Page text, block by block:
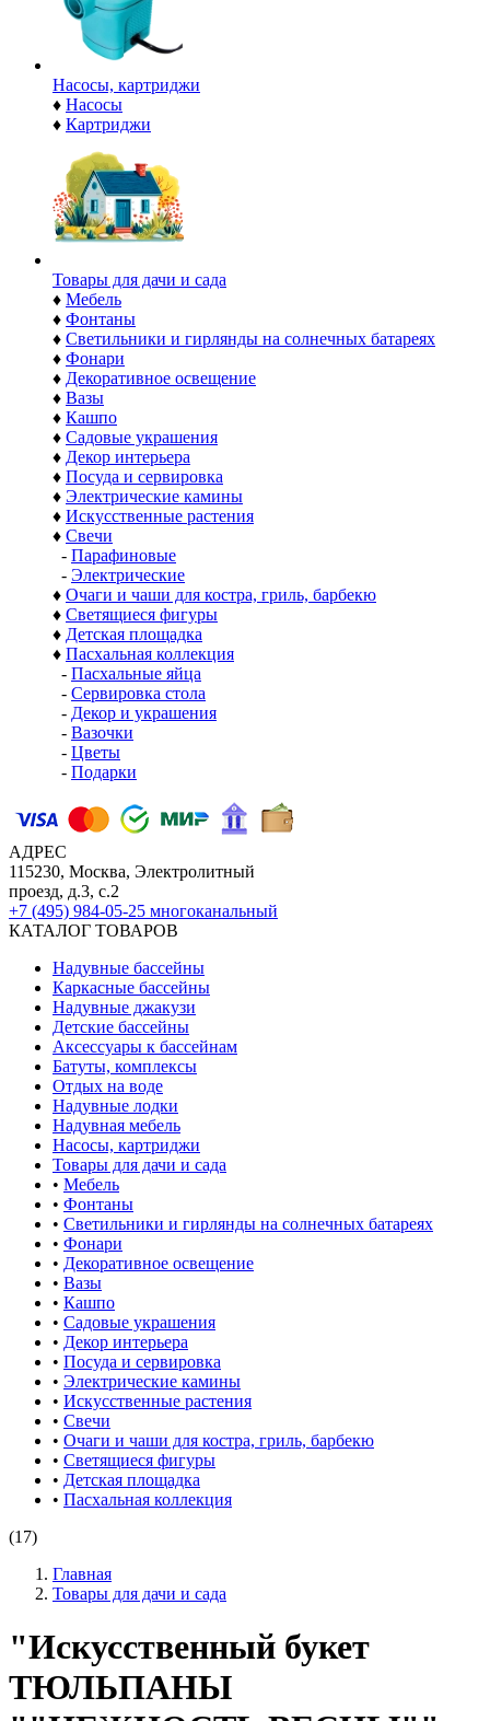
Насосы, картриджи
♦ Насосы
♦ Картриджи
Товары для дачи и сада
♦ Мебель
♦ Фонтаны
♦ Светильники и гирлянды на солнечных батареях
♦ Фонари
♦ Декоративное освещение
♦ Вазы
♦ Кашпо
♦ Садовые украшения
♦ Декор интерьера
♦ Посуда и сервировка
♦ Электрические камины
♦ Искусственные растения
♦ Свечи
- Парафиновые
- Электрические
♦ Очаги и чаши для костра, гриль, барбекю
♦ Светящиеся фигуры
♦ Детская площадка
♦ Пасхальная коллекция
- Пасхальные яйца
- Сервировка стола
- Декор и украшения
- Вазочки
- Цветы
- Подарки
АДРЕС
115230, Москва, Электролитный
проезд, д.3, с.2
+7 (495) 984-05-25 многоканальный
КАТАЛОГ ТОВАРОВ
Надувные бассейны
Каркасные бассейны
Надувные джакузи
Детские бассейны
Аксессуары к бассейнам
Батуты, комплексы
Отдых на воде
Надувные лодки
Надувная мебель
Насосы, картриджи
Товары для дачи и сада
• Мебель
• Фонтаны
• Светильники и гирлянды на солнечных батареях
• Фонари
• Декоративное освещение
• Вазы
• Кашпо
• Садовые украшения
• Декор интерьера
• Посуда и сервировка
• Электрические камины
• Искусственные растения
• Свечи
• Очаги и чаши для костра, гриль, барбекю
• Светящиеся фигуры
• Детская площадка
• Пасхальная коллекция
(17)
Главная
Товары для дачи и сада
"Искусственный букет
ТЮЛЬПАНЫ